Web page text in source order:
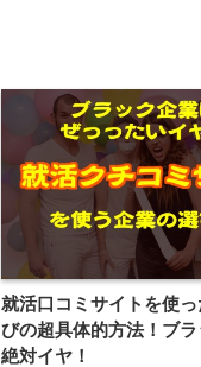
就活口コミサイトを使
びの超具体的方法！ブ
絶対イヤ！